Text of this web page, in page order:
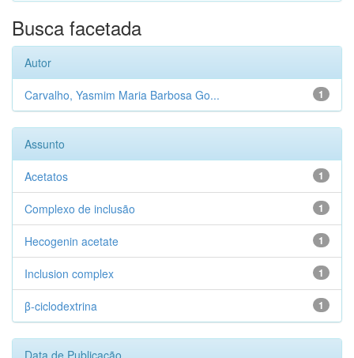
Busca facetada
Autor
1
Carvalho, Yasmim Maria Barbosa Go...
Assunto
1
Acetatos
1
Complexo de inclusão
1
Hecogenin acetate
1
Inclusion complex
1
β-ciclodextrina
Data de Publicação